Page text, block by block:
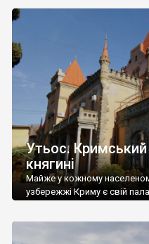
Утьос. Кримський
княгині
Майже у кожному
узбережжі Криму є свій